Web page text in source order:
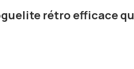
rétro efficace